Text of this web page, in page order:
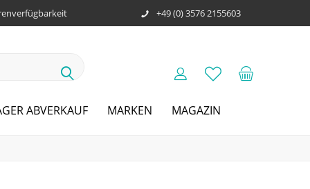
+49 (0) 3576 2155603
ABVERKAUF MARKEN MAGAZIN